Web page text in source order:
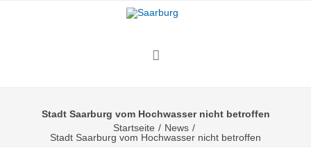
Stadt Saarburg vom Hochwasser nicht betroffen
Startseite / News /
Stadt Saarburg vom Hochwasser nicht betroffen